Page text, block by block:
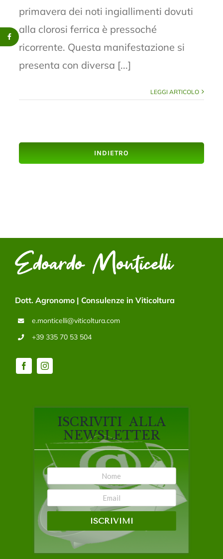
primavera dei noti ingiallimenti dovuti
alla clorosi ferrica è pressoché
ricorrente. Questa manifestazione si
presenta con diversa [...]
LEGGI ARTICOLO
INDIETRO
Dott. Agronomo | Consulenze in Viticoltura
e.monticelli@viticoltura.com
+39 335 70 53 504
ISCRIVITI ALLA
NEWSLETTER
ISCRIVIMI